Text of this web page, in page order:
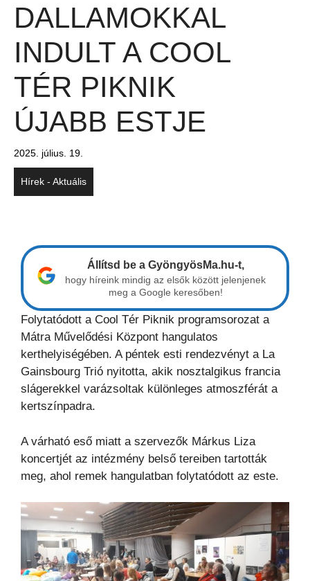
DALLAMOKKAL
INDULT A COOL
TÉR PIKNIK
ÚJABB ESTJE
2025. július. 19.
Hírek - Aktuális
Állítsd be a GyöngyösMa.hu-t,
hogy híreink mindig az elsők között jelenjenek
meg a Google keresőben!
Folytatódott a Cool Tér Piknik programsorozat a
Mátra Művelődési Központ hangulatos
kerthelyiségében. A péntek esti rendezvényt a La
Gainsbourg Trió nyitotta, akik nosztalgikus francia
slágerekkel varázsoltak különleges atmoszférát a
kertszínpadra.
A várható eső miatt a szervezők Márkus Liza
koncertjét az intézmény belső tereiben tartották
meg, ahol remek hangulatban folytatódott az este.